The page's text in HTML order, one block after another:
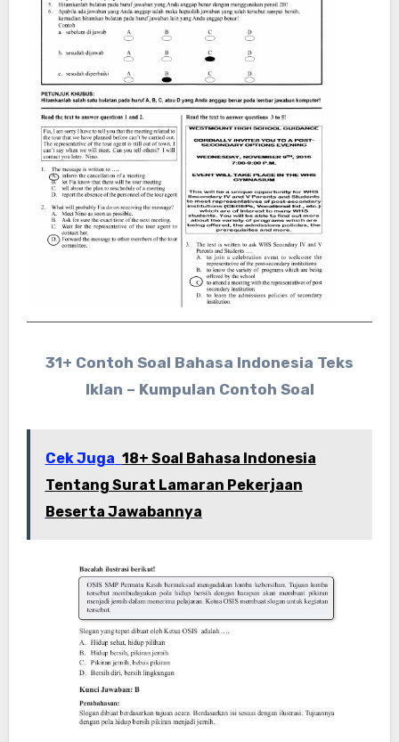
31+ Contoh Soal Bahasa Indonesia Teks
Iklan – Kumpulan Contoh Soal
Cek Juga 18+ Soal Bahasa Indonesia
Tentang Surat Lamaran Pekerjaan
Beserta Jawabannya